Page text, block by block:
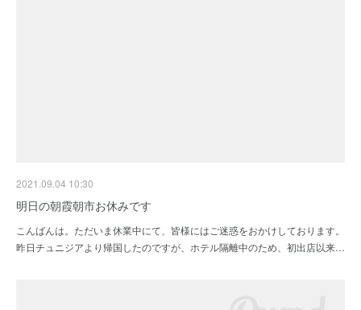
2021.09.04 10:30
明日の朝霞朝市お休みです
こんばんは。ただいま休業中にて、皆様にはご迷惑をおかけしております。
昨日チュニジアより帰国したのですが、ホテル隔離中のため、初出店以来…